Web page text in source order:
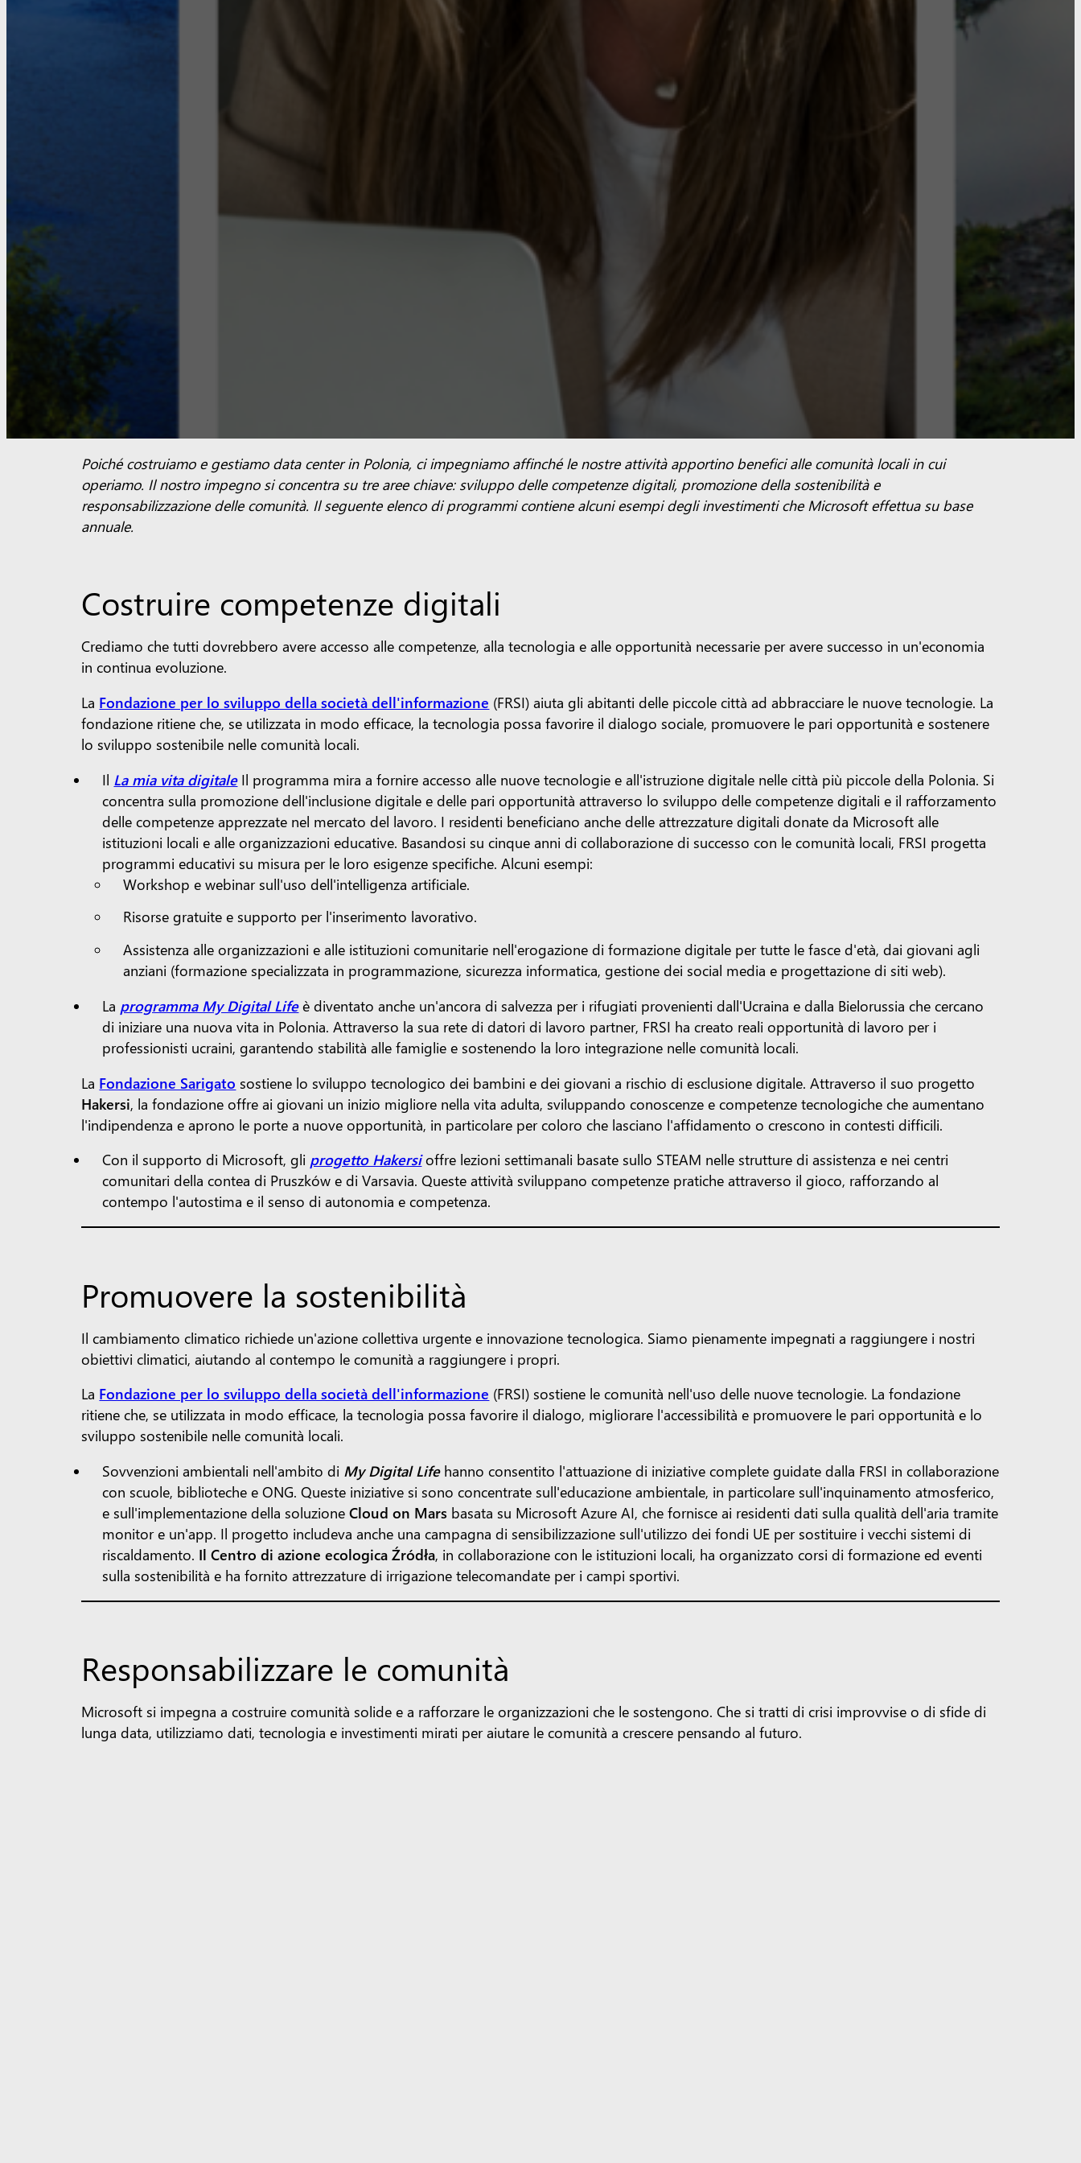
Poiché costruiamo e gestiamo data center in Polonia, ci impegniamo affinché le nostre attività apportino benefici alle comunità locali in cui
operiamo. Il nostro impegno si concentra su tre aree chiave: sviluppo delle competenze digitali, promozione della sostenibilità e
responsabilizzazione delle comunità. Il seguente elenco di programmi contiene alcuni esempi degli investimenti che Microsoft effettua su base
annuale.
Costruire competenze digitali
Crediamo che tutti dovrebbero avere accesso alle competenze, alla tecnologia e alle opportunità necessarie per avere successo in un'economia
in continua evoluzione.
La Fondazione per lo sviluppo della società dell'informazione (FRSI) aiuta gli abitanti delle piccole città ad abbracciare le nuove tecnologie. La
fondazione ritiene che, se utilizzata in modo efficace, la tecnologia possa favorire il dialogo sociale, promuovere le pari opportunità e sostenere
lo sviluppo sostenibile nelle comunità locali.
Il La mia vita digitale Il programma mira a fornire accesso alle nuove tecnologie e all'istruzione digitale nelle città più piccole della Polonia. Si
concentra sulla promozione dell'inclusione digitale e delle pari opportunità attraverso lo sviluppo delle competenze digitali e il rafforzamento
delle competenze apprezzate nel mercato del lavoro. I residenti beneficiano anche delle attrezzature digitali donate da Microsoft alle
istituzioni locali e alle organizzazioni educative. Basandosi su cinque anni di collaborazione di successo con le comunità locali, FRSI progetta
programmi educativi su misura per le loro esigenze specifiche. Alcuni esempi:
Workshop e webinar sull'uso dell'intelligenza artificiale.
Risorse gratuite e supporto per l'inserimento lavorativo.
Assistenza alle organizzazioni e alle istituzioni comunitarie nell'erogazione di formazione digitale per tutte le fasce d'età, dai giovani agli
anziani (formazione specializzata in programmazione, sicurezza informatica, gestione dei social media e progettazione di siti web).
La programma My Digital Lifeè diventato anche un'ancora di salvezza per i rifugiati provenienti dall'Ucraina e dalla Bielorussia che cercano
di iniziare una nuova vita in Polonia. Attraverso la sua rete di datori di lavoro partner, FRSI ha creato reali opportunità di lavoro per i
professionisti ucraini, garantendo stabilità alle famiglie e sostenendo la loro integrazione nelle comunità locali.
La Fondazione Sarigato sostiene lo sviluppo tecnologico dei bambini e dei giovani a rischio di esclusione digitale. Attraverso il suo progetto
Hakersi , la fondazione offre ai giovani un inizio migliore nella vita adulta, sviluppando conoscenze e competenze tecnologiche che aumentano
l'indipendenza e aprono le porte a nuove opportunità, in particolare per coloro che lasciano l'affidamento o crescono in contesti difficili.
Con il supporto di Microsoft, gli progetto Hakersi offre lezioni settimanali basate sullo STEAM nelle strutture di assistenza e nei centri
comunitari della contea di Pruszków e di Varsavia. Queste attività sviluppano competenze pratiche attraverso il gioco, rafforzando al
contempo l'autostima e il senso di autonomia e competenza.
Promuovere la sostenibilità
Il cambiamento climatico richiede un'azione collettiva urgente e innovazione tecnologica. Siamo pienamente impegnati a raggiungere i nostri
obiettivi climatici, aiutando al contempo le comunità a raggiungere i propri.
La Fondazione per lo sviluppo della società dell'informazione (FRSI) sostiene le comunità nell'uso delle nuove tecnologie. La fondazione
ritiene che, se utilizzata in modo efficace, la tecnologia possa favorire il dialogo, migliorare l'accessibilità e promuovere le pari opportunità e lo
sviluppo sostenibile nelle comunità locali.
Sovvenzioni ambientali nell'ambito di My Digital Lifehanno consentito l'attuazione di iniziative complete guidate dalla FRSI in collaborazione
con scuole, biblioteche e ONG. Queste iniziative si sono concentrate sull'educazione ambientale, in particolare sull'inquinamento atmosferico,
e sull'implementazione della soluzioneCloud on Mars basata su Microsoft Azure AI, che fornisce ai residenti dati sulla qualità dell'aria tramite
monitor e un'app. Il progetto includeva anche una campagna di sensibilizzazione sull'utilizzo dei fondi UE per sostituire i vecchi sistemi di
riscaldamento. Il Centro di azione ecologica Źródła, in collaborazione con le istituzioni locali, ha organizzato corsi di formazione ed eventi
sulla sostenibilità e ha fornito attrezzature di irrigazione telecomandate per i campi sportivi.
Responsabilizzare le comunità
Microsoft si impegna a costruire comunità solide e a rafforzare le organizzazioni che le sostengono. Che si tratti di crisi improvvise o di sfide di
lunga data, utilizziamo dati, tecnologia e investimenti mirati per aiutare le comunità a crescere pensando al futuro.